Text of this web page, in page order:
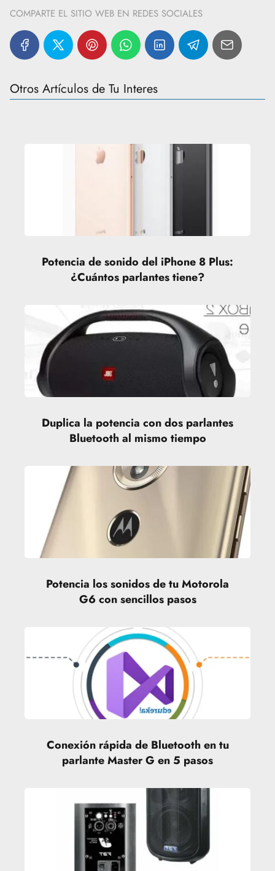
COMPARTE EL SITIO WEB EN REDES SOCIALES
Otros Artículos de Tu Interes
Potencia de sonido del iPhone 8 Plus:
¿Cuántos parlantes tiene?
Duplica la potencia con dos parlantes
Bluetooth al mismo tiempo
Potencia los sonidos de tu Motorola
G6 con sencillos pasos
Conexión rápida de Bluetooth en tu
parlante Master G en 5 pasos